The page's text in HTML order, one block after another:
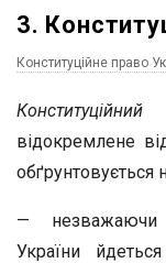
3.
Конституційне право
відокремлене
обґрунтовується
— незважаючи
України